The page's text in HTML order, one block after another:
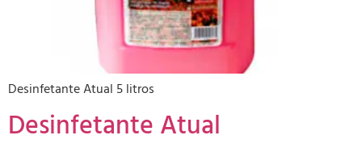
Desinfetante Atual 5 litros
Desinfetante Atual